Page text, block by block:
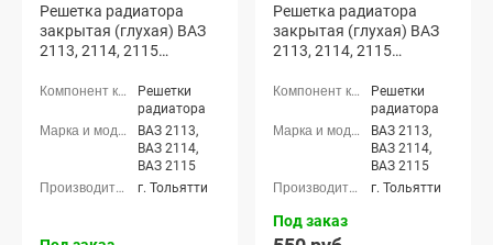
Решетка радиатора
закрытая (глухая) ВАЗ
2113, 2114, 2115
Решетки
радиатора
ВАЗ 2113,
ВАЗ 2114,
ВАЗ 2115
г. Тольятти
Решетка радиатора
закрытая (глухая) ВАЗ
2113, 2114, 2115
Решетки
радиатора
ВАЗ 2113,
ВАЗ 2114,
ВАЗ 2115
г. Тольятти
Под заказ